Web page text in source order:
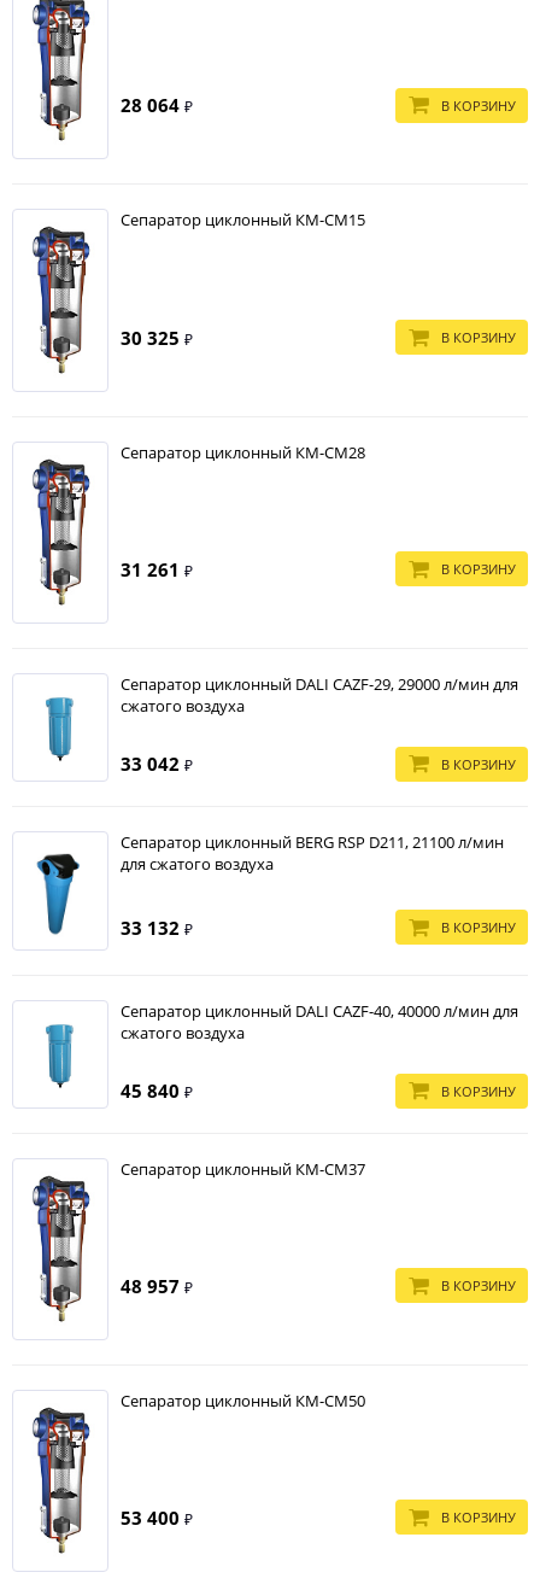
28 064 ₽ В КОРЗИНУ
Сепаратор циклонный КМ-СМ15
30 325 ₽ В КОРЗИНУ
Сепаратор циклонный КМ-СМ28
31 261 ₽ В КОРЗИНУ
Сепаратор циклонный DALI CAZF-29, 29000 л/мин для
сжатого воздуха
33 042 ₽ В КОРЗИНУ
Сепаратор циклонный BERG RSP D211, 21100 л/мин
для сжатого воздуха
33 132 ₽ В КОРЗИНУ
Сепаратор циклонный DALI CAZF-40, 40000 л/мин для
сжатого воздуха
45 840 ₽ В КОРЗИНУ
Сепаратор циклонный КМ-СМ37
48 957 ₽ В КОРЗИНУ
Сепаратор циклонный КМ-СМ50
53 400 ₽ В КОРЗИНУ